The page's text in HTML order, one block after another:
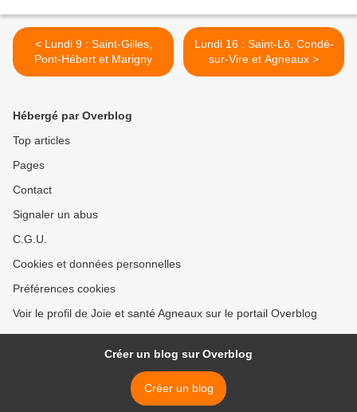
< Lundi 9 : Saint-Gilles,
Pont-Hébert et Marigny
Lundi 16 : Saint-Lô, Condé-
sur-Vire et Agneaux >
Hébergé par Overblog
Top articles
Pages
Contact
Signaler un abus
C.G.U.
Cookies et données personnelles
Préférences cookies
Voir le profil de Joie et santé Agneaux sur le portail Overblog
Créer un blog sur Overblog
Créer un blog